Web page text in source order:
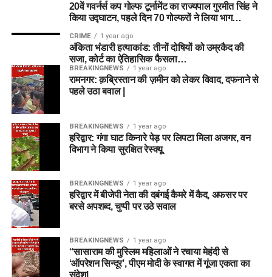
20वें गवर्नर्स कप गोल्फ टूर्नामेंट का राज्यपाल गुरमीत सिंह ने
किया उद्घाटन, पहले दिन 70 गोल्फरों ने लिया भाग…
CRIME 1 year ago
अंकिता भंडारी हत्याकांड: तीनों दोषियों को उम्रकैद की
सजा, कोर्ट का ऐतिहासिक फैसला…
BREAKINGNEWS 1 year ago
रामनगर: क़ब्रिस्तान की ज़मीन को लेकर विवाद, दफनाने से
पहले उठा बवाल |
BREAKINGNEWS 1 year ago
हरिद्वार: गंगा घाट किनारे पेड़ पर लिपटा मिला अजगर, वन
विभाग ने किया सुरक्षित रेस्क्यू
BREAKINGNEWS 1 year ago
हरिद्वार में बीजेपी नेता की दबंगई कैमरे में कैद, अफसर पर
बरसे अपशब्द, चुप्पी पर उठे सवाल
BREAKINGNEWS 1 year ago
“सासाराम की मुस्लिम महिलाओं ने रचाया मेहंदी से
‘ऑपरेशन सिन्दूर’, पीएम मोदी के स्वागत में गूंजा एकता का